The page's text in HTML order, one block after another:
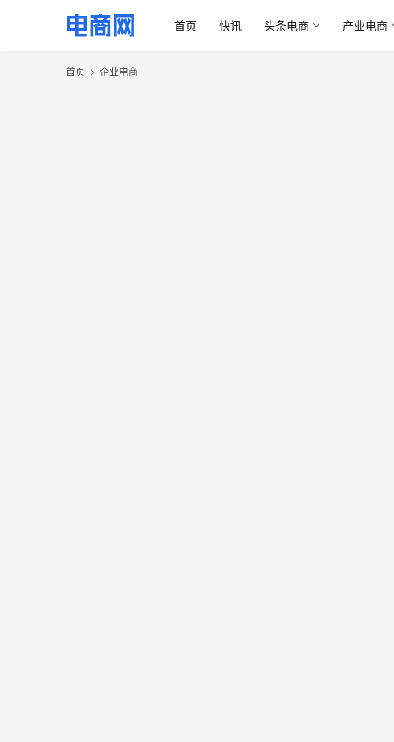
首页 快讯 头条电商 产业电商
首页 企业电商